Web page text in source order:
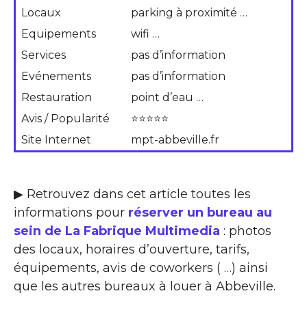
Locaux
parking à proximité …
Equipements
wifi …
Services
pas d’information
Evénements
pas d’information
Restauration
point d’eau …
Avis / Popularité
⭐⭐⭐⭐⭐
Site Internet
mpt-abbeville.fr
▶ Retrouvez dans cet article toutes les
informations pour réserver un bureau au
sein de La Fabrique Multimedia : photos
des locaux, horaires d’ouverture, tarifs,
équipements, avis de coworkers ( …) ainsi
que les autres bureaux à louer à Abbeville.